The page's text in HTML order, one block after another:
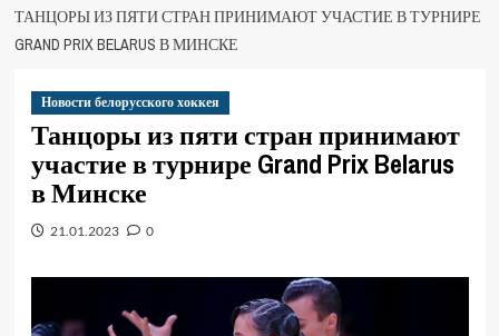
ТАНЦОРЫ ИЗ ПЯТИ СТРАН ПРИНИМАЮТ УЧАСТИЕ В ТУРНИРЕ
GRAND PRIX BELARUS В МИНСКЕ
Новости белорусского хоккея
Танцоры из пяти стран принимают
участие в турнире Grand Prix Belarus
в Минске
21.01.2023 0